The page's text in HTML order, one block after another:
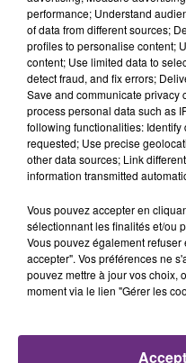
UN FEU DE
CIRCULATION
Un feu de remorque
fin de matinée sur
VENEZ FÊTER CE
L'ANNIVERSAIRE
Ce samedi 8 août
performance; Understand
of data from different sources;
profiles to personalise content;
content; Use limited data to
detect fraud, and fix errors;
Save and communicate privacy
process personal data such as
following functionalities:
requested; Use precise
other data sources; Link
information transmitted
Vous pouvez accepter en
sélectionnant les finalités et/ou
Vous pouvez également
accepter". Vos préférences ne
pouvez mettre à jour vos choix,
moment via le lien "Gérer les